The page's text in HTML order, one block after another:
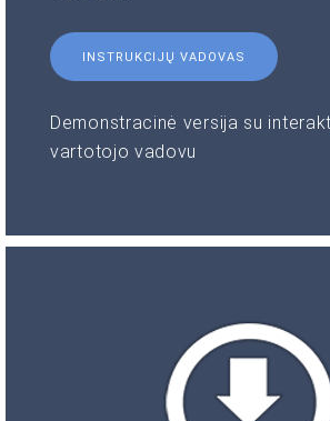
INSTRUKCIJŲ VADOVAS
Demonstracinė versija su
vartotojo vadovu